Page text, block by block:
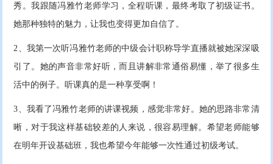
秀。我跟随冯雅竹老师学习，全程听课，最终考取了初级证书。
她那种独特的魅力，让我也变得更加自信了。
2、我第一次听冯雅竹老师的中级会计职称导学直播就被她深深吸
引了。她的声音非常好听，而且讲解非常通俗易懂，举了很多生
活中的例子。听课真的是一种享受啊！
3、我看了冯雅竹老师的讲课视频，感觉非常好。她的思路非常清
晰，对于我这样基础较差的人来说，很容易理解。希望老师能够
在明年开设基础班，我也希望今年能够一次性通过初级考试。